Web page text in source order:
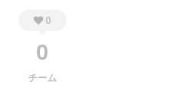
0
0
チーム